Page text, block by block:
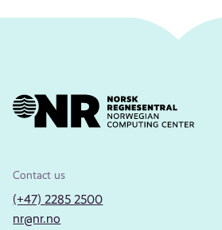
Contact us
(+47) 2285 2500
nr@nr.no